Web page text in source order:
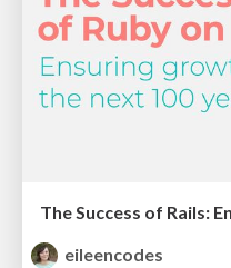
eileencodes